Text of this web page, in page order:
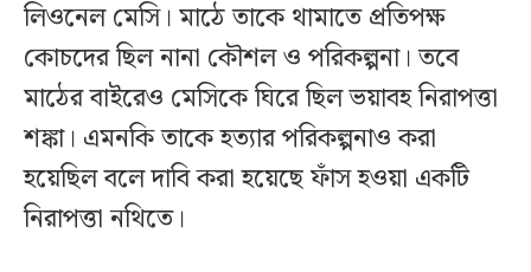
লিওনেল মেসি। মাঠে তাকে থামাতে প্রতিপক্ষ
কোচদের ছিল নানা কৌশল ও পরিকল্পনা। তবে
মাঠের বাইরেও মেসিকে ঘিরে ছিল ভয়াবহ নিরাপত্তা
শঙ্কা। এমনকি তাকে হত্যার পরিকল্পনাও করা
হয়েছিল বলে দাবি করা হয়েছে ফাঁস হওয়া একটি
নিরাপত্তা নথিতে।